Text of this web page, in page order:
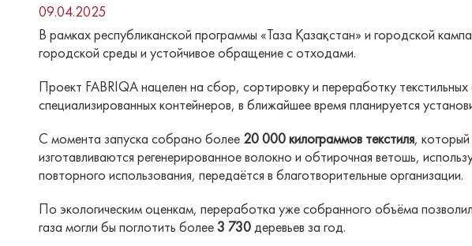
09.04.2025
В рамках республиканской программы «Taза Қазақстан» и городской
городской среды и устойчивое обращение с отходами.
Проект FABRIQA нацелен на сбор, сортировку и переработку
специализированных контейнеров, в ближайшее время планируется
С момента запуска собрано более 20 000 килограммов текстиля, который
изготавливаются регенерированное волокно и обтирочная ветошь,
повторного использования, передаётся в благотворительные организации.
По экологическим оценкам, переработка уже собранного объёма
газа могли бы поглотить более3 730деревьев за год.